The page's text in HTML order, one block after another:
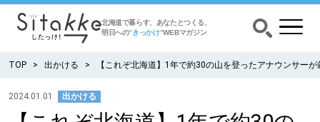
北海道で暮らす、あなたとつくる、
明日への”きっかけ”WEBマガジン
TOP 出かける 【これぞ北海道】1年で約30の山を登ったアナウンサー
2024.01.01 出かける